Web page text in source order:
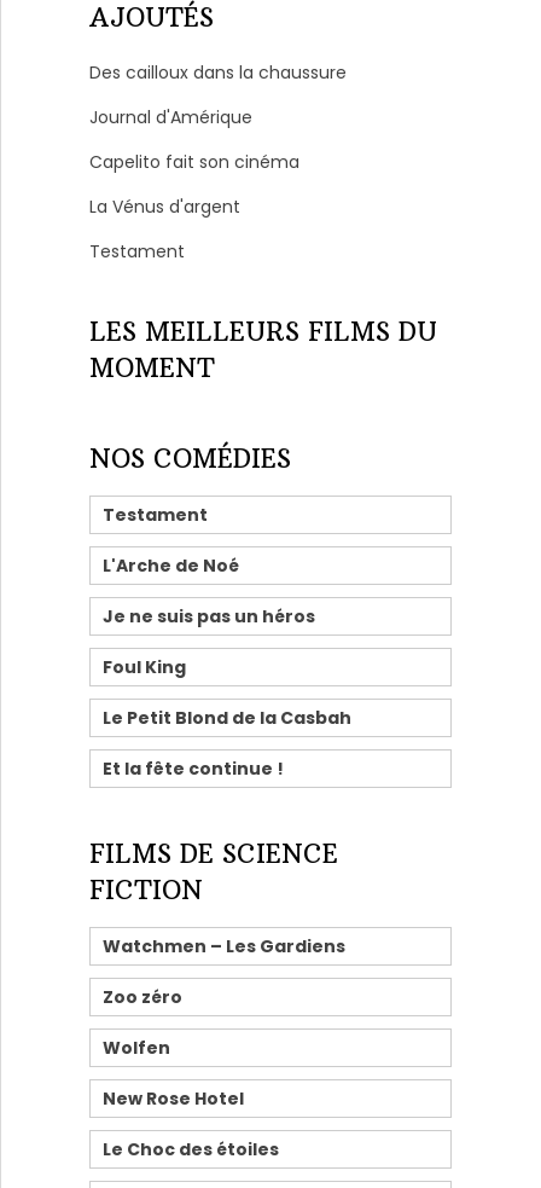
AJOUTÉS
Des cailloux dans la chaussure
Journal d'Amérique
Capelito fait son cinéma
La Vénus d'argent
Testament
LES MEILLEURS FILMS DU
MOMENT
NOS COMÉDIES
Testament
L'Arche de Noé
Je ne suis pas un héros
Foul King
Le Petit Blond de la Casbah
Et la fête continue !
FILMS DE SCIENCE
FICTION
Watchmen – Les Gardiens
Zoo zéro
Wolfen
New Rose Hotel
Le Choc des étoiles